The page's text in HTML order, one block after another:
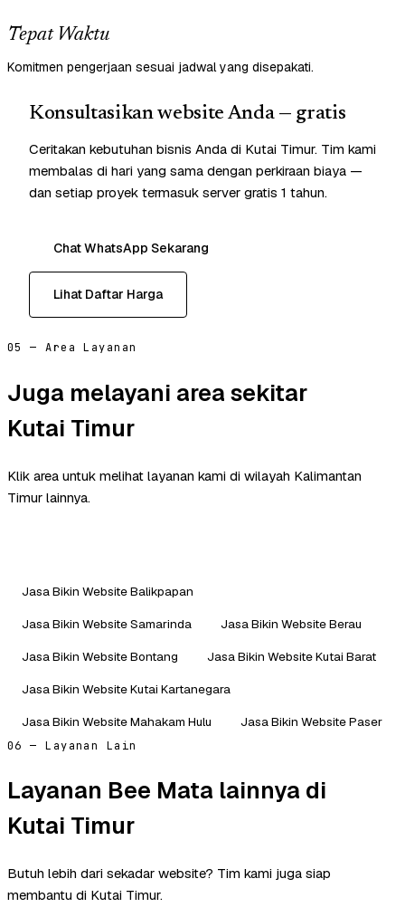
Tepat Waktu
Komitmen pengerjaan sesuai jadwal yang disepakati.
Konsultasikan website Anda — gratis
Ceritakan kebutuhan bisnis Anda di Kutai Timur. Tim kami
membalas di hari yang sama dengan perkiraan biaya —
dan setiap proyek termasuk server gratis 1 tahun.
Chat WhatsApp Sekarang
Lihat Daftar Harga
05 — Area Layanan
Juga melayani area sekitar
Kutai Timur
Klik area untuk melihat layanan kami di wilayah Kalimantan
Timur lainnya.
Jasa Bikin Website Balikpapan
Jasa Bikin Website Samarinda
Jasa Bikin Website Berau
Jasa Bikin Website Bontang
Jasa Bikin Website Kutai Barat
Jasa Bikin Website Kutai Kartanegara
Jasa Bikin Website Mahakam Hulu
Jasa Bikin Website Paser
06 — Layanan Lain
Layanan Bee Mata lainnya di
Kutai Timur
Butuh lebih dari sekadar website? Tim kami juga siap
membantu di Kutai Timur.